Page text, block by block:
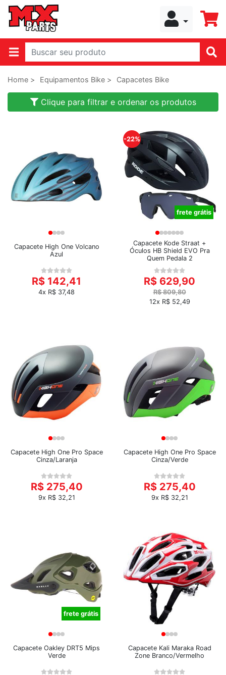
Home > Equipamentos Bike > Capacetes Bike
Clique para filtrar e ordenar os produtos
Capacete High One Volcano
Azul
R$ 142,41
4x R$ 37,48
-22%
frete grátis
Capacete Kode Straat +
Óculos HB Shield EVO Pra
Quem Pedala 2
R$ 629,90
R$ 809,80
12x R$ 52,49
Capacete High One Pro Space
Cinza/Laranja
R$ 275,40
9x R$ 32,21
Capacete High One Pro Space
Cinza/Verde
R$ 275,40
9x R$ 32,21
frete grátis
Capacete Oakley DRT5 Mips
Verde
Capacete Kali Maraka Road
Zone Branco/Vermelho